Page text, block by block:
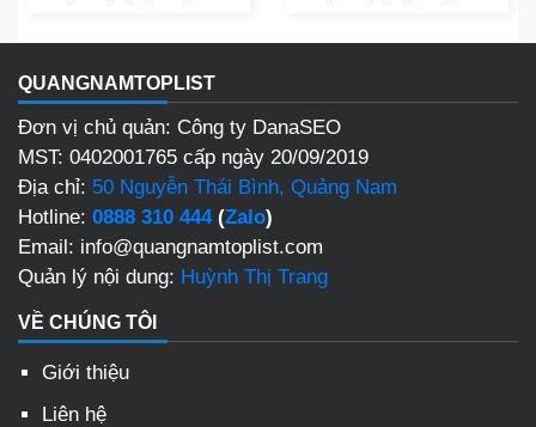
QUANGNAMTOPLIST
Đơn vị chủ quản: Công ty DanaSEO
MST: 0402001765 cấp ngày 20/09/2019
Địa chỉ: 50 Nguyễn Thái Bình, Quảng Nam
Hotline: 0888 310 444(Zalo)
Email: info@quangnamtoplist.com
Quản lý nội dung: Huỳnh Thị Trang
VỀ CHÚNG TÔI
Giới thiệu
Liên hệ